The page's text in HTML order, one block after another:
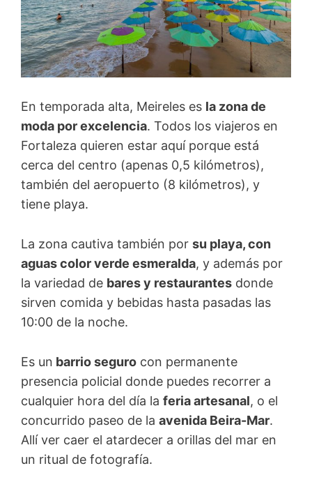
En temporada alta, Meireles es la zona de
moda por excelencia. Todos los viajeros en
Fortaleza quieren estar aquí porque está
cerca del centro (apenas 0,5 kilómetros),
también del aeropuerto (8 kilómetros), y
tiene playa.
La zona cautiva también por su playa, con
aguas color verde esmeralda, y además por
la variedad de bares y restaurantes donde
sirven comida y bebidas hasta pasadas las
10:00 de la noche.
Es un barrio seguro con permanente
presencia policial donde puedes recorrer a
cualquier hora del día la feria artesanal, o el
concurrido paseo de la avenida Beira-Mar.
Allí ver caer el atardecer a orillas del mar en
un ritual de fotografía.